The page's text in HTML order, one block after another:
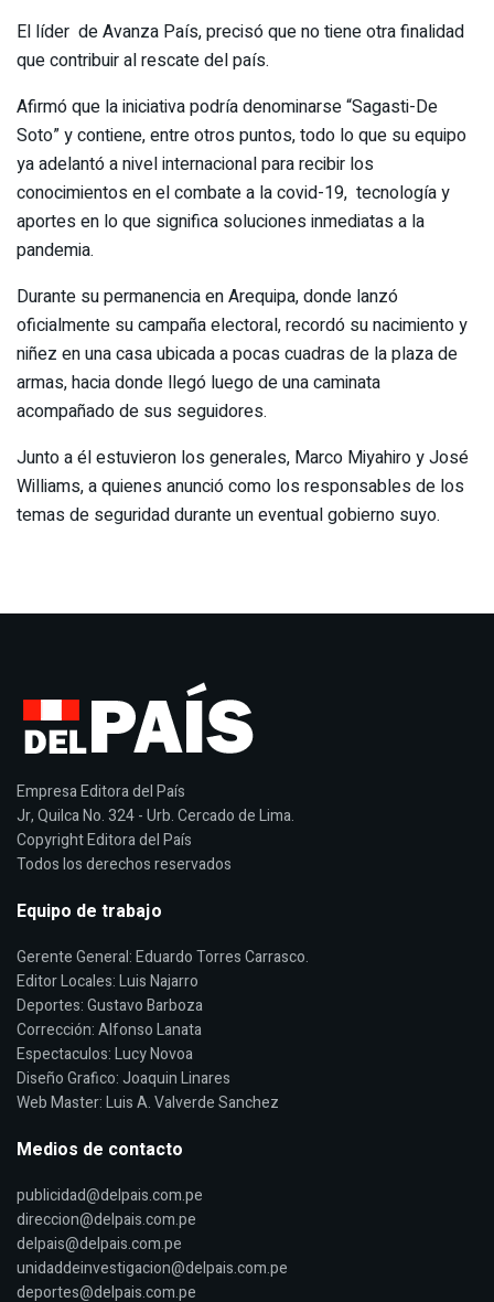
El líder de Avanza País, precisó que no tiene otra finalidad
que contribuir al rescate del país.
Afirmó que la iniciativa podría denominarse “Sagasti-De
Soto” y contiene, entre otros puntos, todo lo que su equipo
ya adelantó a nivel internacional para recibir los
conocimientos en el combate a la covid-19, tecnología y
aportes en lo que significa soluciones inmediatas a la
pandemia.
Durante su permanencia en Arequipa, donde lanzó
oficialmente su campaña electoral, recordó su nacimiento y
niñez en una casa ubicada a pocas cuadras de la plaza de
armas, hacia donde llegó luego de una caminata
acompañado de sus seguidores.
Junto a él estuvieron los generales, Marco Miyahiro y José
Williams, a quienes anunció como los responsables de los
temas de seguridad durante un eventual gobierno suyo.
Empresa Editora del País
Jr, Quilca No. 324 - Urb. Cercado de Lima.
Copyright Editora del País
Todos los derechos reservados
Equipo de trabajo
Gerente General: Eduardo Torres Carrasco.
Editor Locales: Luis Najarro
Deportes: Gustavo Barboza
Corrección: Alfonso Lanata
Espectaculos: Lucy Novoa
Diseño Grafico: Joaquin Linares
Web Master: Luis A. Valverde Sanchez
Medios de contacto
publicidad@delpais.com.pe
direccion@delpais.com.pe
delpais@delpais.com.pe
unidaddeinvestigacion@delpais.com.pe
deportes@delpais.com.pe